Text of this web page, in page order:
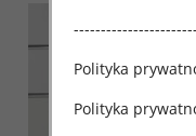
Polityka
Polityka